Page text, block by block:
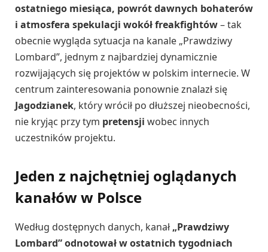
ostatniego miesiąca, powrót dawnych bohaterów
i atmosfera spekulacji wokół freakfightów– tak
obecnie wygląda sytuacja na kanale „Prawdziwy
Lombard”, jednym z najbardziej dynamicznie
rozwijających się projektów w polskim internecie. W
centrum zainteresowania ponownie znalazł się
Jagodzianek, który wrócił po dłuższej nieobecności,
nie kryjąc przy tym pretensji wobec innych
uczestników projektu.
Jeden z najchętniej oglądanych
kanałów w Polsce
Według dostępnych danych, kanał„Prawdziwy
Lombard” odnotował w ostatnich tygodniach